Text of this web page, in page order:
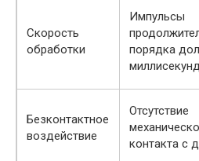
Скорость
обработки
Импульсы
порядка
миллисекунд
Безконтактное
воздействие
Отсутствие
контакта с